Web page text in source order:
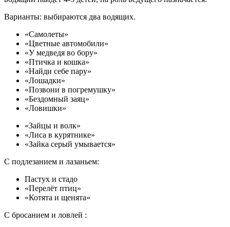
Варианты: выбираются два водящих.
«Самолеты»
«Цветные автомобили»
«У медведя во бору»
«Птичка и кошка»
«Найди себе пару»
«Лошадки»
«Позвони в погремушку»
«Бездомный заяц»
«Ловишки»
«Зайцы и волк»
«Лиса в курятнике»
«Зайка серый умывается»
С подлезанием и лазаньем:
Пастух и стадо
«Перелёт птиц»
«Котята и щенята»
С бросанием и ловлей :